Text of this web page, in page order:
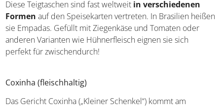
Diese Teigtaschen sind fast weltweitin verschiedenen
Formenauf den Speisekarten vertreten. In Brasilien
heißen sie Empadas. Gefüllt mit Ziegenkäse und Tomaten
oder anderen Varianten wie Hühnerfleisch eignen sie sich